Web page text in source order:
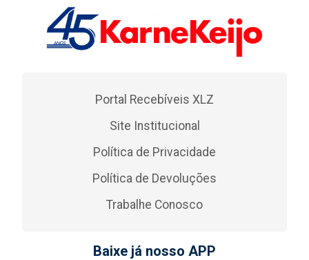
Portal Recebíveis XLZ
Site Institucional
Política de Privacidade
Política de Devoluções
Trabalhe Conosco
Baixe já nosso APP